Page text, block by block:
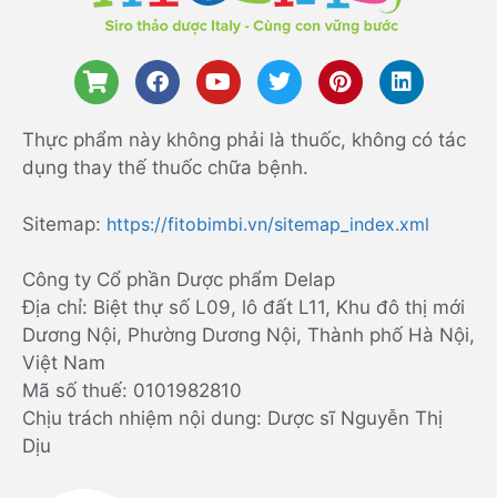
Thực phẩm này không phải là thuốc, không có tác
dụng thay thế thuốc chữa bệnh.
Sitemap: https://fitobimbi.vn/sitemap_index.xml
Công ty Cổ phần Dược phẩm Delap
Địa chỉ: Biệt thự số L09, lô đất L11, Khu đô thị mới
Dương Nội, Phường Dương Nội, Thành phố Hà Nội,
Việt Nam
Mã số thuế: 0101982810
Chịu trách nhiệm nội dung: Dược sĩ Nguyễn Thị
Dịu